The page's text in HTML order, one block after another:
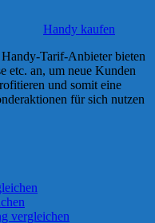
Handy kaufen
Tarif-Anbieter bieten
etc. an, um neue Kunden
und somit eine
für sich nutzen